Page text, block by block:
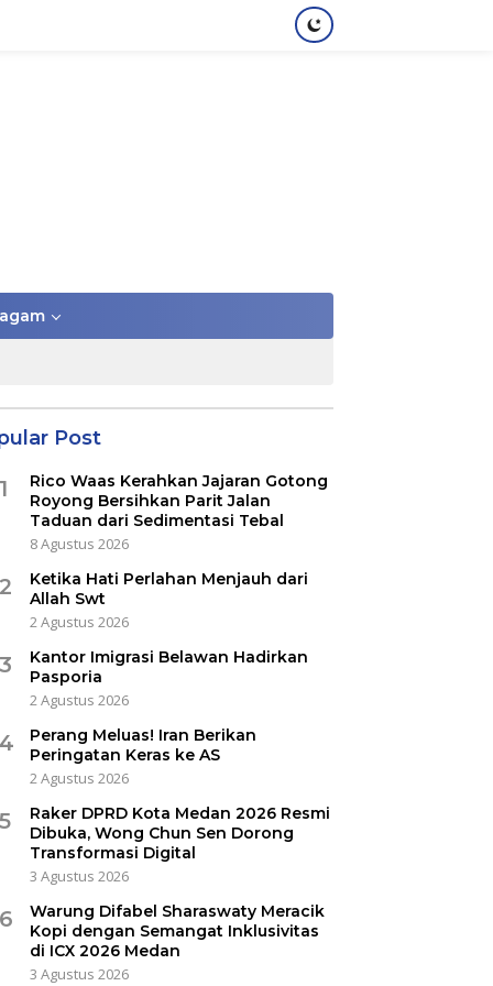
Post
Rico Waas Kerahkan Jajaran Gotong
Royong Bersihkan Parit Jalan
Taduan dari Sedimentasi Tebal
8 Agustus 2026
Ketika Hati Perlahan Menjauh dari
Allah Swt
2 Agustus 2026
Kantor Imigrasi Belawan Hadirkan
Pasporia
2 Agustus 2026
Perang Meluas! Iran Berikan
Peringatan Keras ke AS
2 Agustus 2026
Raker DPRD Kota Medan 2026 Resmi
Dibuka, Wong Chun Sen Dorong
Transformasi Digital
3 Agustus 2026
Warung Difabel Sharaswaty Meracik
Kopi dengan Semangat Inklusivitas
di ICX 2026 Medan
3 Agustus 2026